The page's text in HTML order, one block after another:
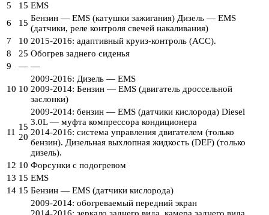
5
15 EMS
6
15 Бензин — EMS (катушки зажигания) Дизель — EMS
(датчики, реле контроля свечей накаливания)
7
10 2015-2016: адаптивный круиз-контроль (ACC).
8
25 Обогрев заднего сиденья
9
— —
10 10
2009-2016: Дизель — EMS
2009-2014: Бензин — EMS (двигатель дроссельной
заслонки)
11
15
20
2009-2014: бензин — EMS (датчики кислорода) Diesel
3.0L — муфта компрессора кондиционера
2014-2016: система управления двигателем (только
бензин). Дизельная выхлопная жидкость (DEF) (только
дизель).
12 10 Форсунки с подогревом
13 15 EMS
14 15 Бензин — EMS (датчики кислорода)
2009-2014: обогреваемый передний экран